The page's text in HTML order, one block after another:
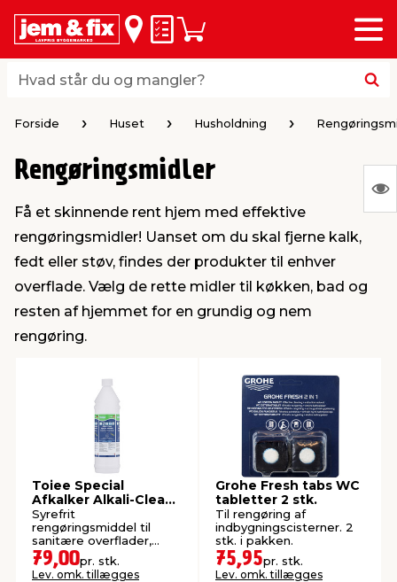
Hvad står du og mangler?
Hvad står du og mangler?
Huskeseddel
Indkøbskurv
Menu
loft & vægge
vinduer
brædder
& stilladser
& varme
& ophæng
& opbevaring
& persienner
& sikkerhed
& standere
& armatur
& ventilation
Home
data & TV
& kemikalier
& fugemasse
af værktøj
maskiner
underholdning
udendørs spa
& fritid
Forside Huset Husholdning
Rengøringsmidler
Få et skinnende rent hjem med effektive
rengøringsmidler! Uanset om du skal fjerne kalk,
fedt eller støv, findes der produkter til enhver
overflade. Vælg de rette midler til køkken, bad og
resten af hjemmet for en grundig og nem
rengøring.
Toiee Special
Afkalker Alkali-Clean
1 liter
Syrefrit
rengøringsmiddel til
sanitære overflader,
armaturer og alle typer
natursten.
79,00pr. stk.
Lev. omk. tillægges
Grohe Fresh tabs WC
tabletter 2 stk.
Til rengøring af
indbygningscisterner. 2
stk. i pakken.
75,95pr. stk.
Lev. omk. tillægges